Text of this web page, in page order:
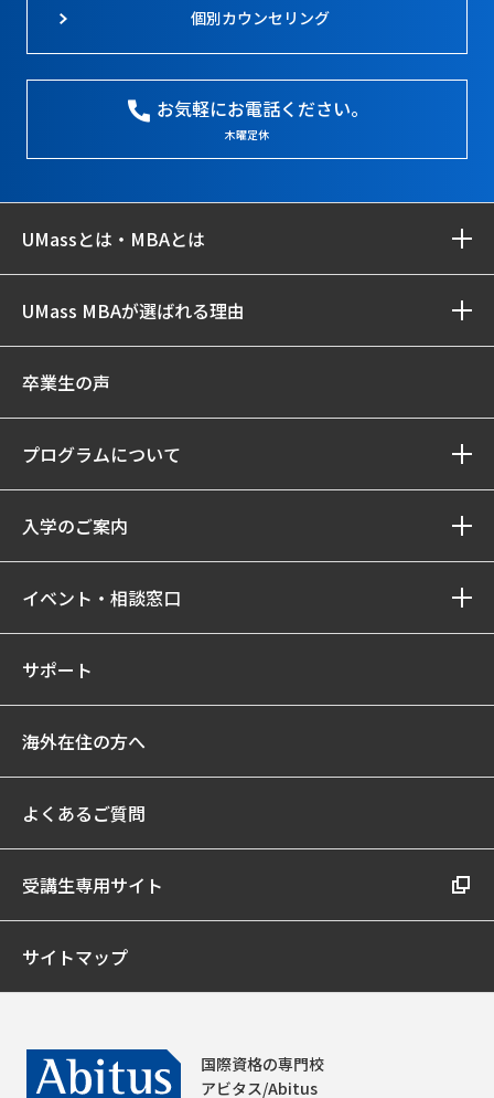
個別カウンセリング
お気軽にお電話ください。
木曜定休
UMassとは・MBAとは
UMass MBAが選ばれる理由
卒業生の声
プログラムについて
入学のご案内
イベント・相談窓口
サポート
海外在住の方へ
よくあるご質問
受講生専用サイト
サイトマップ
国際資格の専門校
アビタス/Abitus